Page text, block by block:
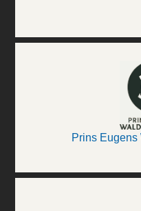
Prins Eugens